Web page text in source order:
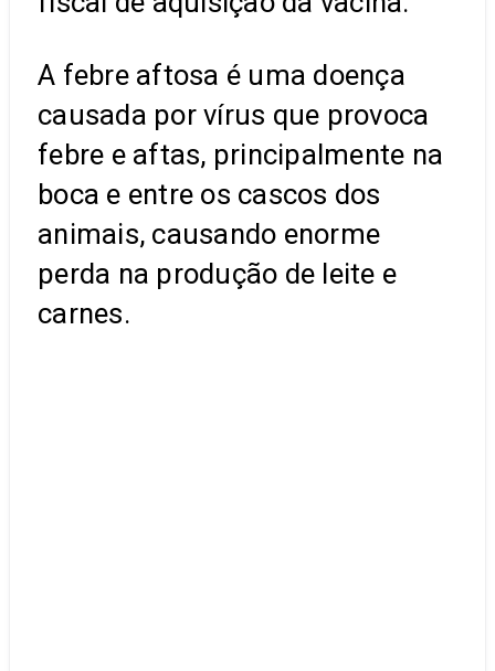
A febre aftosa é uma doença
causada por vírus que provoca
febre e aftas, principalmente na
boca e entre os cascos dos
animais, causando enorme
perda na produção de leite e
carnes.